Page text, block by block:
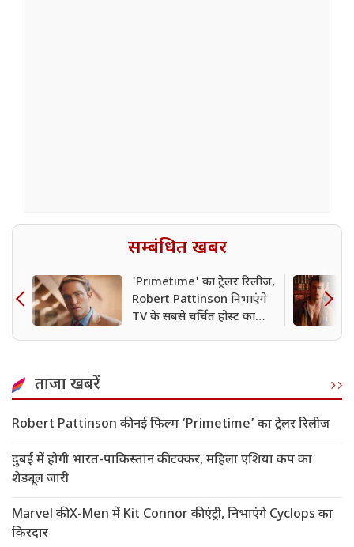
सम्बंधित खबर
'Primetime' का ट्रेलर रिलीज,
Robert Pattinson निभाएंगे
TV के सबसे चर्चित होस्ट का
ताजा खबरें
Robert Pattinson की नई फिल्म ‘Primetime’ का ट्रेलर रिलीज
दुबई में होगी भारत-पाकिस्तान की टक्कर, महिला एशिया कप का
शेड्यूल जारी
Marvel की X-Men में Kit Connor की एंट्री, निभाएंगे Cyclops का
किरदार